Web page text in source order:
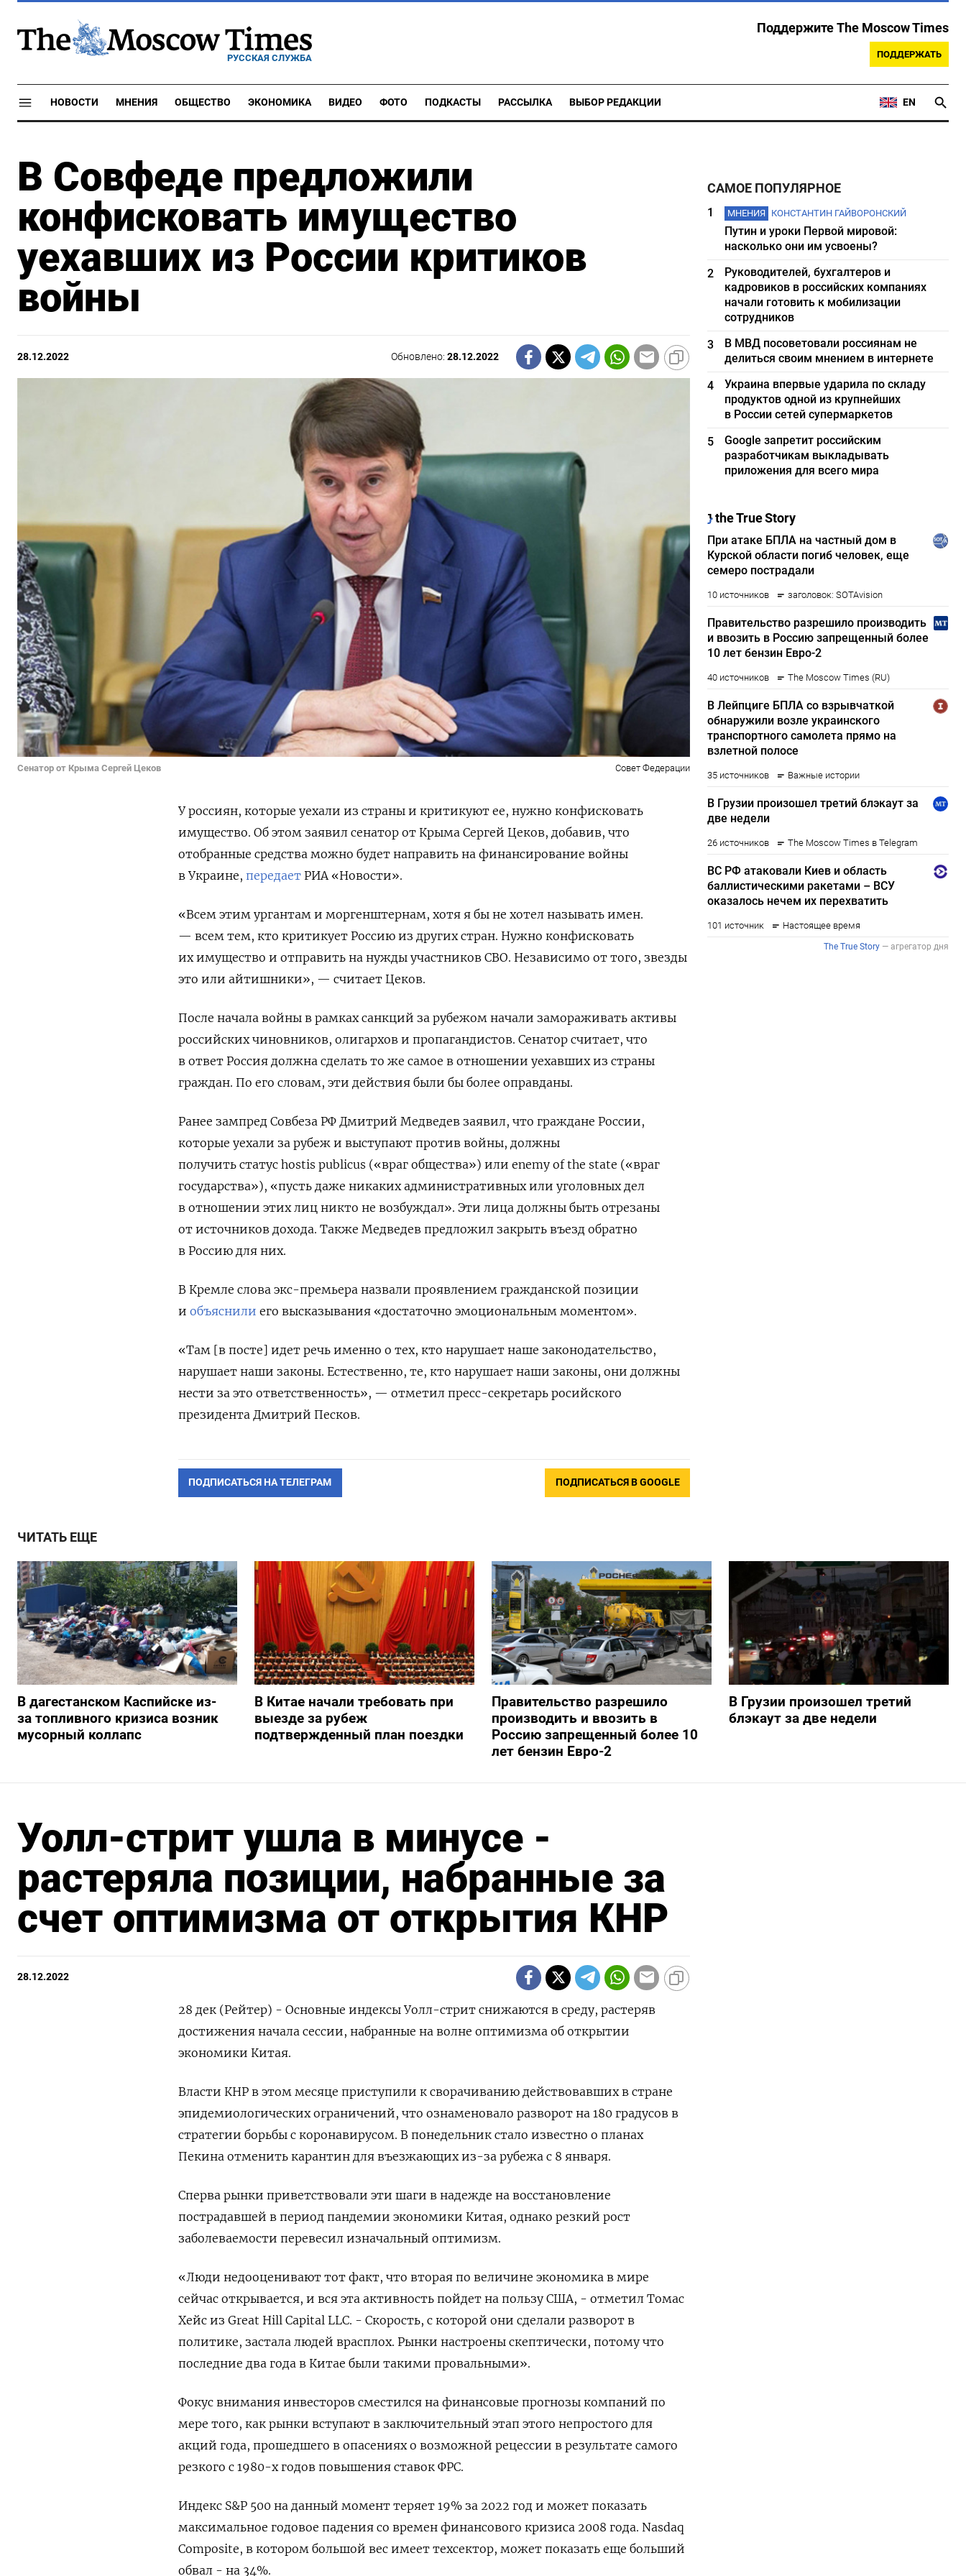
РУССКАЯ СЛУЖБА
Поддержите The Moscow Times
ПОДДЕРЖАТЬ
НОВОСТИ МНЕНИЯ ОБЩЕСТВО ЭКОНОМИКА ВИДЕО ФОТО ПОДКАСТЫ РАССЫЛКА ВЫБОР РЕДАКЦИИ EN
В Совфеде предложили
конфисковать имущество
уехавших из России критиков
войны
28.12.2022 Обновлено:28.12.2022
Сенатор от Крыма Сергей Цеков Совет Федерации
У россиян, которые уехали из страны и критикуют ее, нужно конфисковать
имущество. Об этом заявил сенатор от Крыма Сергей Цеков, добавив, что
отобранные средства можно будет направить на финансирование войны
в Украине, передает РИА «Новости».
«Всем этим ургантам и моргенштернам, хотя я бы не хотел называть имен.
— всем тем, кто критикует Россию из других стран. Нужно конфисковать
их имущество и отправить на нужды участников СВО. Независимо от того, звезды
это или айтишники», — считает Цеков.
После начала войны в рамках санкций за рубежом начали замораживать активы
российских чиновников, олигархов и пропагандистов. Сенатор считает, что
в ответ Россия должна сделать то же самое в отношении уехавших из страны
граждан. По его словам, эти действия были бы более оправданы.
Ранее зампред Совбеза РФ Дмитрий Медведев заявил, что граждане России,
которые уехали за рубеж и выступают против войны, должны
получить статус hostis publicus («враг общества») или enemy of the state («враг
государства»), «пусть даже никаких административных или уголовных дел
в отношении этих лиц никто не возбуждал». Эти лица должны быть отрезаны
от источников дохода. Также Медведев предложил закрыть въезд обратно
в Россию для них.
В Кремле слова экс-премьера назвали проявлением гражданской позиции
и объяснили его высказывания «достаточно эмоциональным моментом».
«Там [в посте] идет речь именно о тех, кто нарушает наше законодательство,
нарушает наши законы. Естественно, те, кто нарушает наши законы, они должны
нести за это ответственность», — отметил пресс-секретарь росийского
президента Дмитрий Песков.
ПОДПИСАТЬСЯ НА ТЕЛЕГРАМ ПОДПИСАТЬСЯ В GOOGLE
САМОЕ ПОПУЛЯРНОЕ
1 МНЕНИЯ КОНСТАНТИН ГАЙВОРОНСКИЙ
Путин и уроки Первой мировой:
насколько они им усвоены?
2
Руководителей, бухгалтеров и
кадровиков в российских компаниях
начали готовить к мобилизации
сотрудников
3
В МВД посоветовали россиянам не
делиться своим мнением в интернете
4
Украина впервые ударила по складу
продуктов одной из крупнейших
в России сетей супермаркетов
5
Google запретит российским
разработчикам выкладывать
приложения для всего мира
ЧИТАТЬ ЕЩЕ
В дагестанском Каспийске из-
за топливного кризиса возник
мусорный коллапс
В Китае начали требовать при
выезде за рубеж
подтвержденный план поездки
Правительство разрешило
производить и ввозить в
Россию запрещенный более 10
лет бензин Евро-2
В Грузии произошел третий
блэкаут за две недели
Уолл-стрит ушла в минусе -
растеряла позиции, набранные за
счет оптимизма от открытия КНР
28.12.2022
28 дек (Рейтер) - Основные индексы Уолл-стрит снижаются в среду, растеряв
достижения начала сессии, набранные на волне оптимизма об открытии
экономики Китая.
Власти КНР в этом месяце приступили к сворачиванию действовавших в стране
эпидемиологических ограничений, что ознаменовало разворот на 180 градусов в
стратегии борьбы с коронавирусом. В понедельник стало известно о планах
Пекина отменить карантин для въезжающих из-за рубежа с 8 января.
Сперва рынки приветствовали эти шаги в надежде на восстановление
пострадавшей в период пандемии экономики Китая, однако резкий рост
заболеваемости перевесил изначальный оптимизм.
«Люди недооценивают тот факт, что вторая по величине экономика в мире
сейчас открывается, и вся эта активность пойдет на пользу США, - отметил Томас
Хейс из Great Hill Capital LLC. - Скорость, с которой они сделали разворот в
политике, застала людей врасплох. Рынки настроены скептически, потому что
последние два года в Китае были такими провальными».
Фокус внимания инвесторов сместился на финансовые прогнозы компаний по
мере того, как рынки вступают в заключительный этап этого непростого для
акций года, прошедшего в опасениях о возможной рецессии в результате самого
резкого с 1980-х годов повышения ставок ФРС.
Индекс S&P 500 на данный момент теряет 19% за 2022 год и может показать
максимальное годовое падения со времен финансового кризиса 2008 года. Nasdaq
Composite, в котором большой вес имеет техсектор, может показать еще больший
обвал - на 34%.